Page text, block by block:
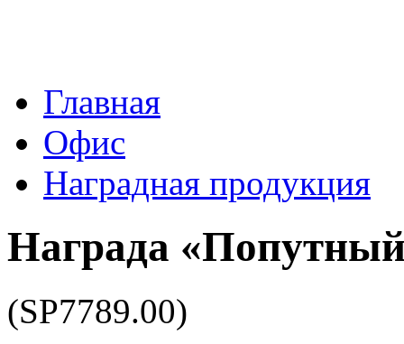
Главная
Офис
Наградная продукция
Награда «Попутный
(SP7789.00)